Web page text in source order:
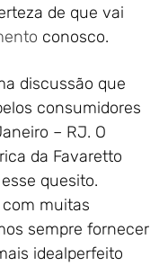
de que vai
conosco.
discussão que
consumidores
– RJ. O
da Favaretto
quesito.
muitas
sempre fornecer
idealperfeito